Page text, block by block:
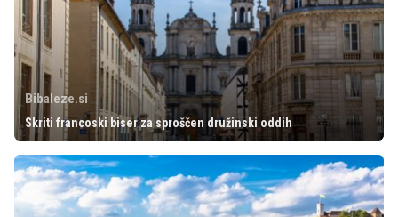
Bibaleze.si
Skriti francoski biser za sproščen družinski oddih